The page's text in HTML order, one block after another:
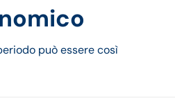
può essere così